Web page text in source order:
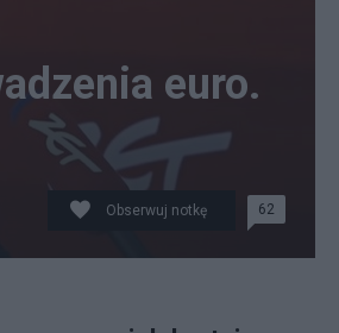
euro.
Obserwuj notkę 62